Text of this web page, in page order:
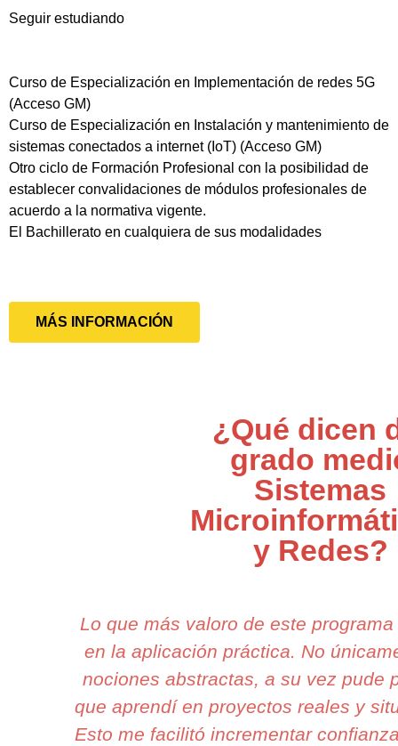
Seguir estudiando
Curso de Especialización en Implementación de redes 5G
(Acceso GM)
Curso de Especialización en Instalación y mantenimiento de
sistemas conectados a internet (IoT) (Acceso GM)
Otro ciclo de Formación Profesional con la posibilidad de
establecer convalidaciones de módulos profesionales de
acuerdo a la normativa vigente.
El Bachillerato en cualquiera de sus modalidades
MÁS INFORMACIÓN
¿Qué dicen
grado
Sistemas
y Redes?
Lo que más valoro de este
en la aplicación práctica. No
nociones abstractas, a su vez pude
que aprendí en proyectos reales y
Esto me facilitó incrementar